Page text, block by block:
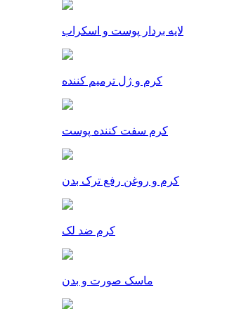
لایه بردار پوست و اسکراب
کرم و ژل ترمیم کننده
کرم سفت کننده پوست
کرم و روغن رفع ترک بدن
کرم ضد لک
ماسک صورت و بدن